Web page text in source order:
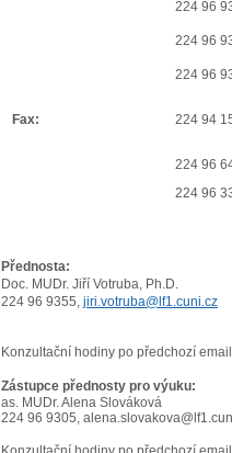
224 96
224 96
224 96
Fax: 224 94
224 96
224 96
Přednosta:
Doc. MUDr. Jiří Votruba, Ph.D.
224 96 9355, jiri.votruba@lf1.cuni.cz
Konzultační hodiny po předchozí
Zástupce přednosty pro výuku:
as. MUDr. Alena Slováková
224 96 9305,